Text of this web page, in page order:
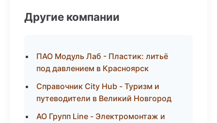
Другие компании
ПАО Модуль Лаб - Пластик: литьё
под давлением в Красноярск
Справочник City Hub - Туризм и
путеводители в Великий Новгород
АО Групп Line - Электромонтаж и